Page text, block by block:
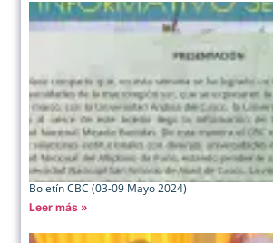
Boletín CBC (03-09 Mayo 2024)
Leer más »